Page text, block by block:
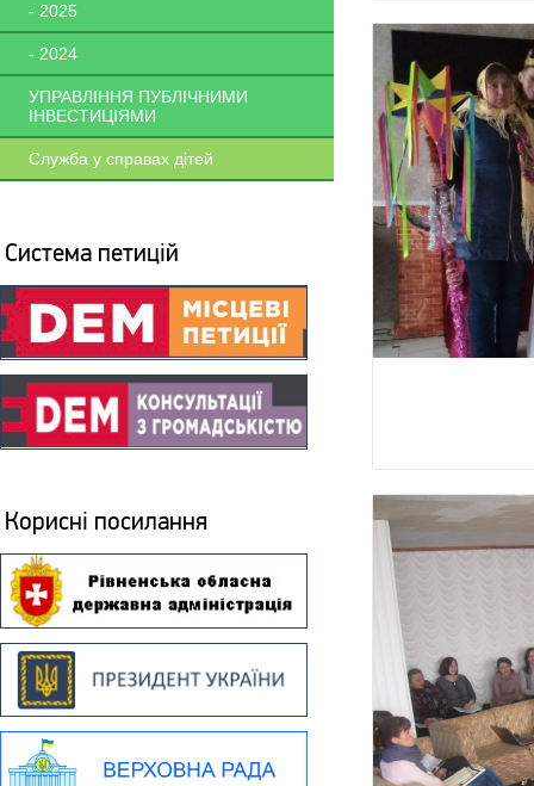
- 2025
- 2024
УПРАВЛІННЯ ПУБЛІЧНИМИ
ІНВЕСТИЦІЯМИ
Служба у справах дітей
Система петицій
Корисні посилання